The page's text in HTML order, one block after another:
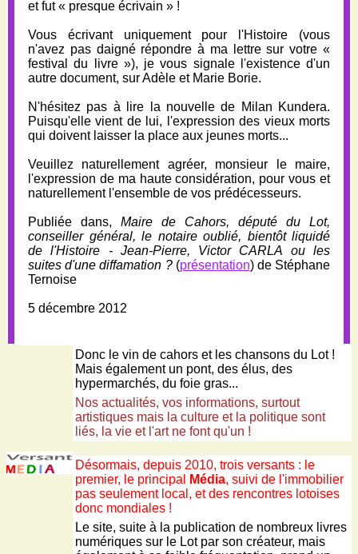
et fut « presque écrivain » !
Vous écrivant uniquement pour l'Histoire (vous
n'avez pas daigné répondre à ma lettre sur votre «
festival du livre »), je vous signale l'existence d'un
autre document, sur Adèle et Marie Borie.
N'hésitez pas à lire la nouvelle de Milan Kundera.
Puisqu'elle vient de lui, l'expression des vieux morts
qui doivent laisser la place aux jeunes morts...
Veuillez naturellement agréer, monsieur le maire,
l'expression de ma haute considération, pour vous et
naturellement l'ensemble de vos prédécesseurs.
Publiée dans, Maire de Cahors, député du Lot,
conseiller général, le notaire oublié, bientôt liquidé
de l'Histoire - Jean-Pierre, Victor CARLA ou les
suites d'une diffamation ?(présentation) de Stéphane
Ternoise
5 décembre 2012
Donc le vin de cahors et les chansons du Lot !
Mais également un pont, des élus, des
hypermarchés, du foie gras...
Nos actualités, vos informations, surtout
artistiques mais la culture et la politique sont
liés, la vie et l'art ne font qu'un !
Désormais, depuis 2010, trois versants : le
premier, le principal
Média, suivi de l'immobilier
pas seulement local, et des rencontres lotoises
donc mondiales !
Le site, suite à la publication de nombreux livres
numériques sur le Lot par son créateur, mais